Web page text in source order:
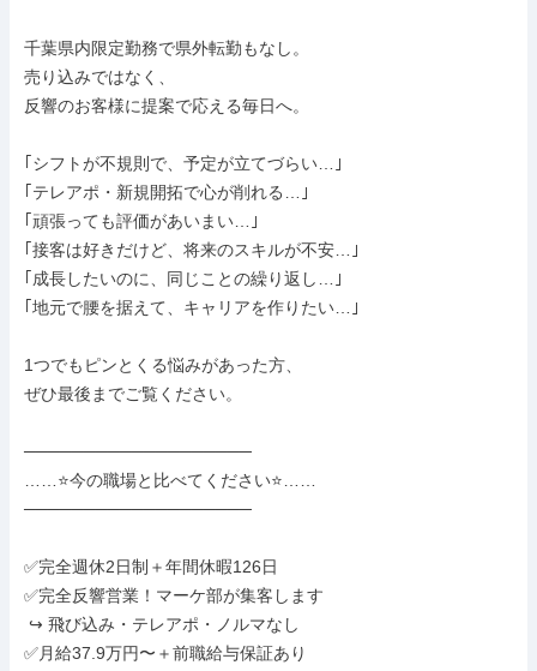
千葉県内限定勤務で県外転勤もなし。
売り込みではなく、
反響のお客様に提案で応える毎日へ。
｢シフトが不規則で、予定が立てづらい…｣
｢テレアポ・新規開拓で心が削れる…｣
｢頑張っても評価があいまい…｣
｢接客は好きだけど、将来のスキルが不安…｣
｢成長したいのに、同じことの繰り返し…｣
｢地元で腰を据えて、キャリアを作りたい…｣
1つでもピンとくる悩みがあった方、
ぜひ最後までご覧ください。
───────────────────
……⭐今の職場と比べてください⭐……
───────────────────
✅完全週休2日制＋年間休暇126日
✅完全反響営業！マーケ部が集客します
✅月給37.9万円〜＋前職給与保証あり